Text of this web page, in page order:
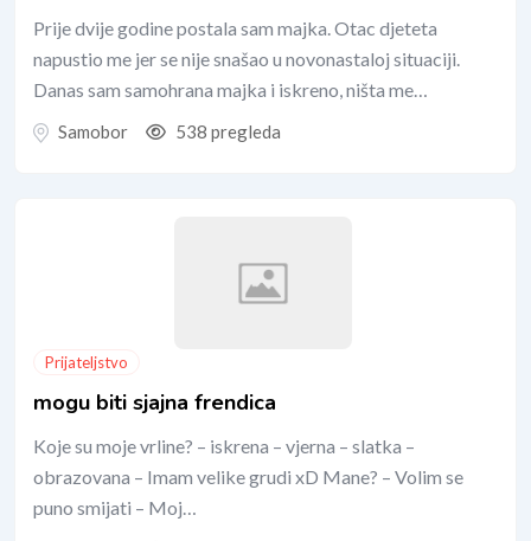
Prije dvije godine postala sam majka. Otac djeteta
napustio me jer se nije snašao u novonastaloj situaciji.
Danas sam samohrana majka i iskreno, ništa me…
Samobor 538 pregleda
Prijateljstvo
mogu biti sjajna frendica
Koje su moje vrline? – iskrena – vjerna – slatka –
obrazovana – Imam velike grudi xD Mane? – Volim se
puno smijati – Moj…